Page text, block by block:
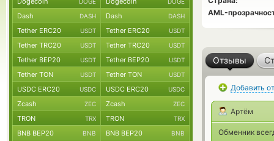
AML-
Отзывы
Добавить
Артём
Обменник
Dash DASH Dash DASH
Tether ERC20 USDT Tether ERC20 USDT
Tether TRC20 USDT Tether TRC20 USDT
Tether BEP20 USDT Tether BEP20 USDT
Tether TON USDT Tether TON USDT
USDC ERC20 USDC USDC ERC20 USDC
Zcash ZEC Zcash ZEC
TRON TRX TRON TRX
BNB BEP20 BNB BNB BEP20 BNB